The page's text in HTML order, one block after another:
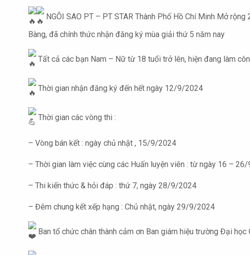
NGÔI SAO PT – PT STAR Thành Phố Hồ Chí Minh Mở
Bàng, đã chính thức nhận đăng ký mùa giải thứ 5 năm nay
Tất cả các bạn Nam – Nữ từ 18 tuổi trở lên, hiện đang làm
Thời gian nhận đăng ký đến hết ngày 12/9/2024
Thời gian các vòng thi :
– Vòng bán kết : ngày chủ nhật , 15/9/2024
– Thời gian làm việc cùng các Huấn luyện viên : từ ngày 16 –
– Thi kiến thức & hỏi đáp : thứ 7, ngày 28/9/2024
– Đêm chung kết xếp hạng : Chủ nhật, ngày 29/9/2024
Ban tổ chức chân thành cảm ơn Ban giám hiệu trường Đại